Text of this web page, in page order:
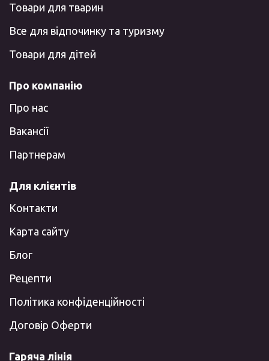
Товари для тварин
Все для відпочинку та туризму
Товари для дітей
Про компанію
Про нас
Вакансії
Партнерам
Для клієнтів
Контакти
Карта сайту
Блог
Рецепти
Політика конфіденційності
Договір Оферти
Гаряча лінія